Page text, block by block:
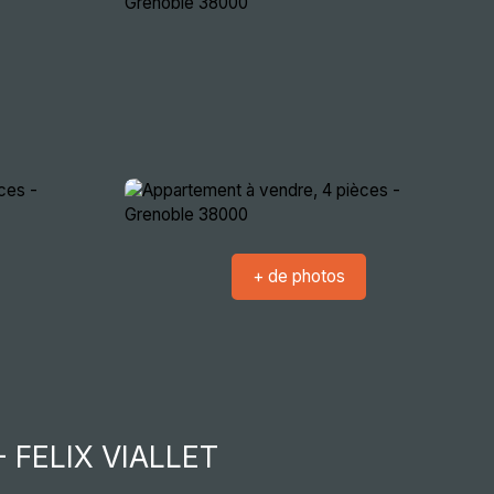
Nous rencontrer
+ de photos
FELIX VIALLET